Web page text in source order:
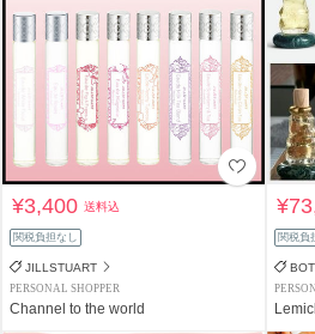
¥3,400送料込
関税負担なし
JILLSTUART
PERSONAL SHOPPER
Channel to the world
関税負